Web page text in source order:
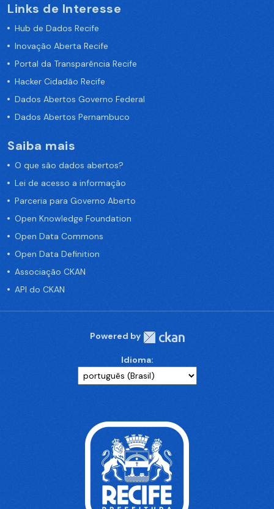
Links de Interesse
Hub de Dados Recife
Inovação Aberta Recife
Portal da Transparência Recife
Hacker Cidadão Recife
Dados Abertos Governo Federal
Dados Abertos Pernambuco
Saiba mais
O que são dados abertos?
Lei de acesso a informação
Parceria para Governo Aberto
Open Knowledge Foundation
Open Data Commons
Open Data Definition
Associação CKAN
API do CKAN
Powered by
Idioma